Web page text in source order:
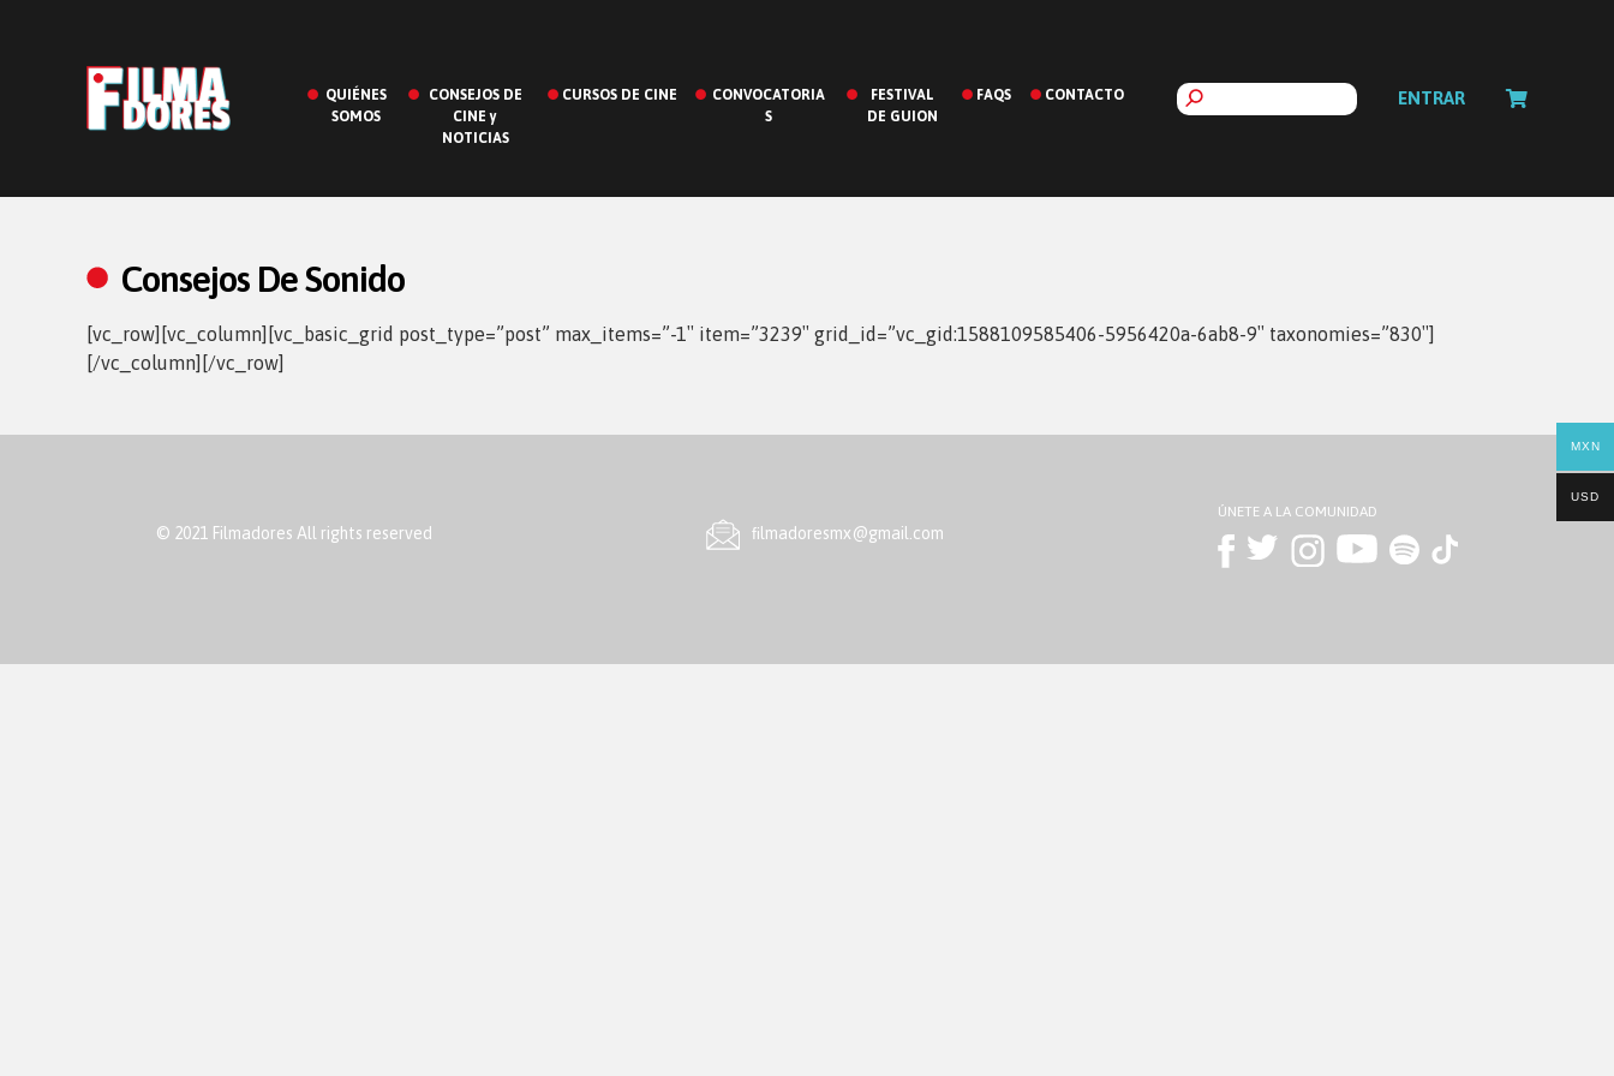
QUIÉNES
SOMOS
CONSEJOS DE
CINE y
NOTICIAS
CURSOS DE CINE
CONVOCATORIA
S
FESTIVAL
DE GUION
FAQS CONTACTO ENTRAR
Consejos De Sonido
[vc_row][vc_column][vc_basic_grid post_type=”post” max_items=”-1″ item=”3239″ grid_id=”vc_gid:1588109585406-5956420a-6ab8-9″ taxonomies=”830″]
[/vc_column][/vc_row]
© 2021 Filmadores All rights reserved ﬁlmadoresmx@gmail.com
ÚNETE A LA COMUNIDAD
MXN
USD